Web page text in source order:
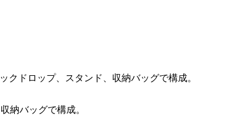
ドロップ、スタンド、収納バッグで構成。
納バッグで構成。